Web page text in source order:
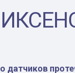
датчиков